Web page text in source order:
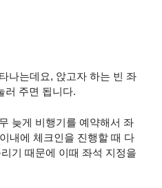
나는데요, 앉고자 하는 빈 좌
러 주면 됩니다.
늦게 비행기를 예약해서 좌
내에 체크인을 진행할 때 다
기 때문에 이때 좌석 지정을